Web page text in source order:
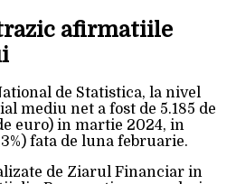
afirmatiile
de Statistica, la nivel
mediu net a fost de 5.185 de
euro) in martie 2024, in
fata de luna februarie.
de Ziarul Financiar in